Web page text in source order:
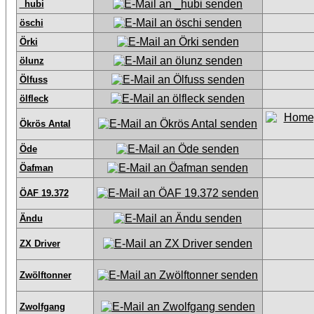
_hubi
öschi
Örki
ölunz
Ölfuss
ölfleck
Ökrös Antal
Öde
Öafman
ÖAF 19.372
Ändu
ZX Driver
Zwölftonner
Zwolfgang